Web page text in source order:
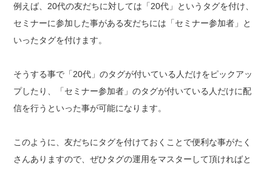
例えば、20代の友だちに対しては「20代」というタグを付け、
セミナーに参加した事がある友だちには「セミナー参加者」と
いったタグを付けます。
そうする事で「20代」のタグが付いている人だけをピックアッ
プしたり、「セミナー参加者」のタグが付いている人だけに配
信を行うといった事が可能になります。
このように、友だちにタグを付けておくことで便利な事がたく
さんありますので、ぜひタグの運用をマスターして頂ければと